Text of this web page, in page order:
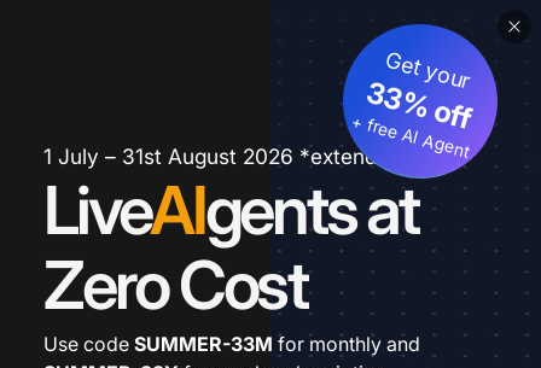
1 July – 31st August 2026 *extended
LiveAIgents at
Zero Cost
Get your
33% off
+ free AI Agent
Use code SUMMER-33M for monthly and